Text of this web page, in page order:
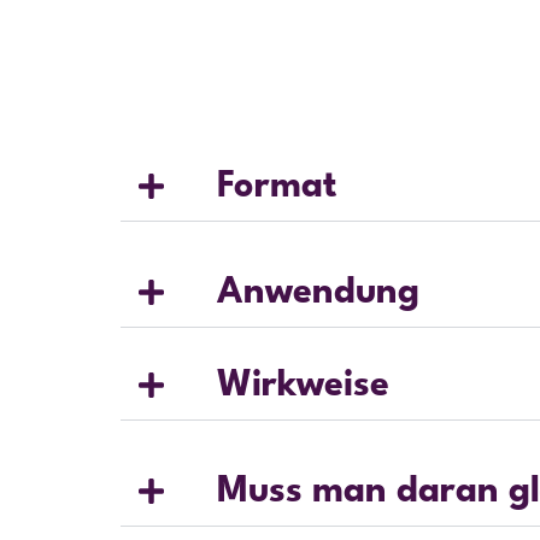
Format
Anwendung
Wirkweise
Muss man daran